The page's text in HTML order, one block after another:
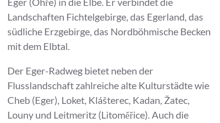
Landschaften Fichtelgebirge, das Egerland, das
südliche Erzgebirge, das Nordböhmische Becken
mit dem Elbtal.
Der Eger-Radweg bietet neben der
Flusslandschaft zahlreiche alte Kulturstädte wie
Cheb (Eger), Loket, Klášterec, Kadan, Žatec,
Louny und Leitmeritz (Litoměřice). Auch die